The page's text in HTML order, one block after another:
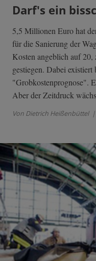
Darf's ein
5,5 Millionen Euro hat
für die Sanierung der
Kosten angeblich auf
gestiegen. Dabei existiert
"Grobkostenprognose".
Aber der Zeitdruck
Von Dietrich Heißenbüttel